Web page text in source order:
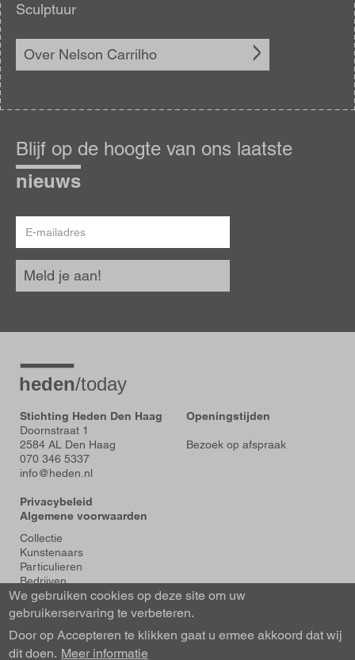
Sculptuur
Over Nelson Carrilho
op
de
hoogte
Blijf op de hoogte van ons laatste
nieuws
mailadres
Meld je aan!
Stichting Heden Den Haag
Doornstraat 1
2584 AL Den Haag
070 346 5337
info@heden.nl
Privacybeleid
Algemene voorwaarden
Openingstijden
Bezoek op afspraak
Voet
Collectie
Kunstenaars
Particulieren
Bedrijven
Tentoonstellingen
Actueel
About us
Contact
We gebruiken cookies op deze site om uw
gebruikerservaring te verbeteren.
Door op Accepteren te klikken gaat u ermee akkoord dat wij
dit doen. Meer informatie